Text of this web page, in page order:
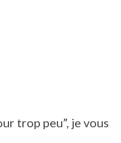
trop peu”, je vous